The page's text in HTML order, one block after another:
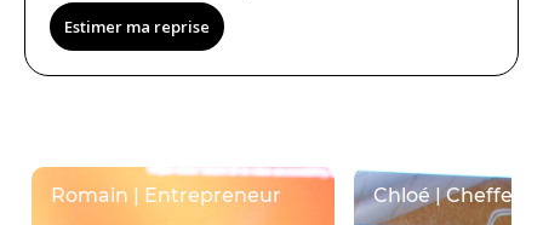
Estimer ma reprise